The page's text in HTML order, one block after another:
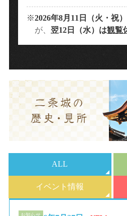
※2026年8月11日（火・祝
が、 翌12日（水）は観覧
ALL
イベント情報